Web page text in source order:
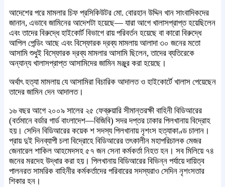
আদেশের পরে মামলার চিফ প্রসিকিউটর মো. বোরহান উদ্দিন খান সাংবাদিকদের
জানান, এভাবে জামিনের আদেশটা হয়েছে— যারা আগে খালাসপ্রাপ্ত হয়েছিলেন
এবং তাদের বিরুদ্ধে হাইকোর্ট বিভাগে রায় পরিবর্তন হয়েছে বা কারো বিরুদ্ধে
আপিল পেন্ডিং আছে এবং বিস্ফোরক দ্রব্য মামলায় আলাদা ৩০ জনের মতো
আসামি শুধুই বিস্ফোরক দ্রব্য মামলার আসামি ছিলেন, তাদের ব্যতিরেকে
অন্যান্য খালাসপ্রাপ্ত আসামিদের জামিন মঞ্জুর করা হয়েছে।
অর্থাৎ হত্যা মামলায় যে আসামিরা বিচারিক আদালত ও হাইকোর্টে খালাস পেয়েছেন
তাদের জামিন দেন আদালত।
১৬ বছর আগে ২০০৯ সালের ২৫ ফেব্রুয়ারি সীমান্তরক্ষী বাহিনী বিডিআরের
(বর্তমানে বর্ডার গার্ড বাংলাদেশ—বিজিবি) সদর দপ্তর ঢাকার পিলখানায় বিদ্রোহ
হয়। সেদিন বিডিআরের কয়েক শ সদস্য পিলখানায় নৃশংস হত্যাকাণ্ড চালান।
প্রায় দুই দিনব্যাপী চলা বিদ্রোহে বিডিআরের তৎকালীন মহাপরিচালক মেজর
জেনারেল শাকিল আহমেদসহ ৫৭ জন সেনা কর্মকর্তা নিহত হন। সব মিলিয়ে ৭৪
জনের মরদেহ উদ্ধার করা হয়। পিলখানায় বিডিআরের বিভিন্ন পর্যায়ে দায়িত্ব
পালনরত সামরিক বাহিনীর কর্মকর্তাদের পরিবারের সদস্যরাও সেদিন নৃশংসতার
শিকার হন।